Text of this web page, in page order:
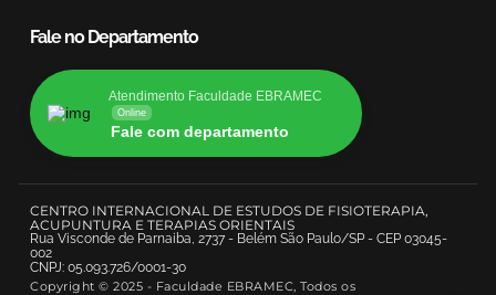
Fale no Departamento
Atendimento Faculdade EBRAMEC
Online
Fale com departamento
CENTRO INTERNACIONAL DE ESTUDOS DE FISIOTERAPIA,
ACUPUNTURA E TERAPIAS ORIENTAIS
Rua Visconde de Parnaiba, 2737 - Belém São Paulo/SP - CEP 03045-
002
CNPJ: 05.093.726/0001-30
Copyright © 2025 - Faculdade EBRAMEC, Todos os